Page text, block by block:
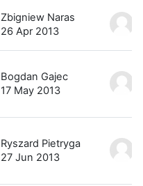
Zbigniew Naras
26 Apr 2013
Bogdan Gajec
17 May 2013
Ryszard Pietryga
27 Jun 2013